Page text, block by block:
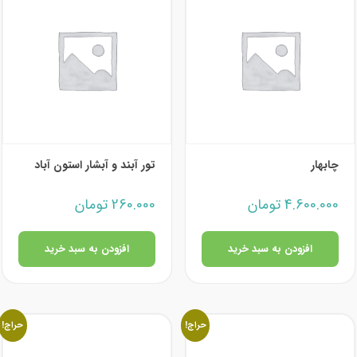
چابهار
4.600.000 تومان
افزودن به سبد خرید
تور آبند و آبشار استون آباد
260.000 تومان
افزودن به سبد خرید
حراج! حراج!